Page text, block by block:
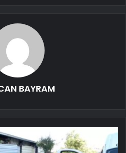
BAYRAM